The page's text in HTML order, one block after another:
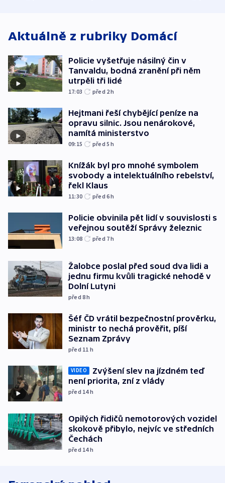
Aktuálně z rubriky Domácí
Policie vyšetřuje násilný čin v
Tanvaldu, bodná zranění při něm
utrpěli tři lidé
17:03 před 2h
Hejtmani řeší chybějící peníze na
opravu silnic. Jsou nenárokové,
namítá ministerstvo
09:15 před 5h
Knížák byl pro mnohé symbolem
svobody a intelektuálního rebelství,
řekl Klaus
11:30 před 6h
Policie obvinila pět lidí v souvislosti s
veřejnou soutěží Správy železnic
13:08 před 7h
Žalobce poslal před soud dva lidi a
jednu firmu kvůli tragické nehodě v
Dolní Lutyni
před 8h
Šéf ČD vrátil bezpečnostní prověrku,
ministr to nechá prověřit, píší
Seznam Zprávy
před 11 h
VIDEO
Zvýšení slev na jízdném teď
není priorita, zní z vlády
před 14h
Opilých řidičů nemotorových vozidel
skokově přibylo, nejvíc ve středních
Čechách
před 14h